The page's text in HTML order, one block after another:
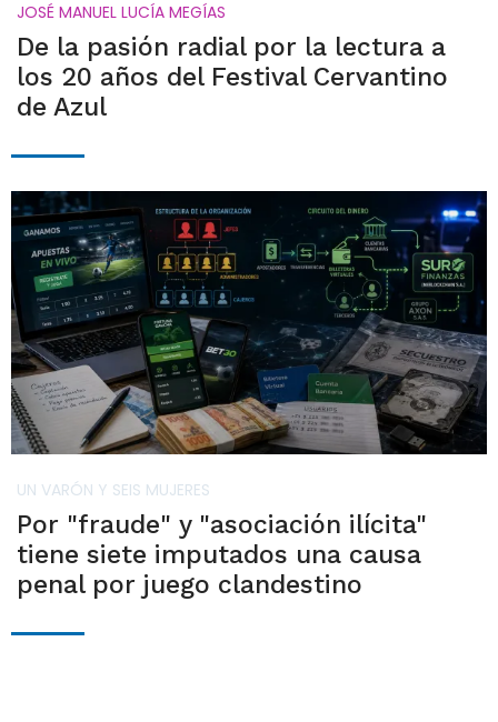
JOSÉ MANUEL LUCÍA MEGÍAS
De la pasión radial por la lectura a
los 20 años del Festival Cervantino
de Azul
UN VARÓN Y SEIS MUJERES
Por "fraude" y "asociación ilícita"
tiene siete imputados una causa
penal por juego clandestino